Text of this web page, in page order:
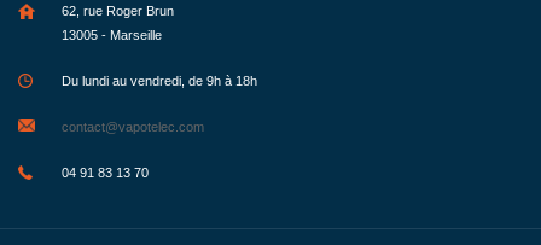
62, rue Roger Brun
13005 - Marseille
Du lundi au vendredi, de 9h à 18h
contact@vapotelec.com
04 91 83 13 70